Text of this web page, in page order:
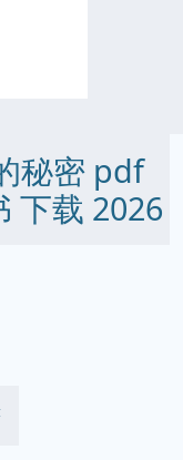
秘密 pdf
下载 2026